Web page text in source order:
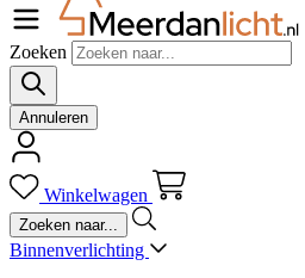
Zoeken
Annuleren
Winkelwagen
Binnenverlichting